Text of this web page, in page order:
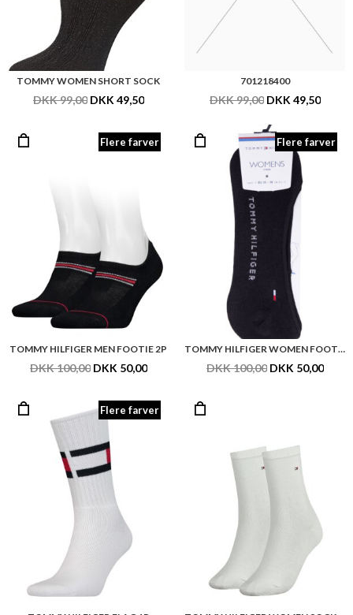
TOMMY WOMEN SHORT SOCK
DKK 99,00 DKK 49,50
701218400
DKK 99,00 DKK 49,50
Flere farver
TOMMY HILFIGER MEN FOOTIE 2P
DKK 100,00 DKK 50,00
Flere farver
TOMMY HILFIGER WOMEN FOOTIE INVISIBLE 2P
DKK 100,00 DKK 50,00
Flere farver